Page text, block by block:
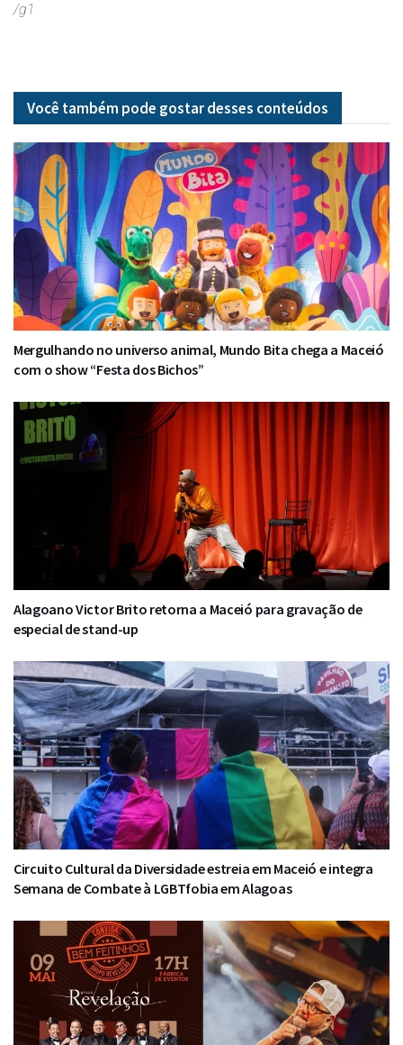
/g1
Você também pode gostar desses conteúdos
Mergulhando no universo animal, Mundo Bita chega a Maceió
com o show “Festa dos Bichos”
Alagoano Victor Brito retorna a Maceió para gravação de
especial de stand-up
Circuito Cultural da Diversidade estreia em Maceió e integra
Semana de Combate à LGBTfobia em Alagoas